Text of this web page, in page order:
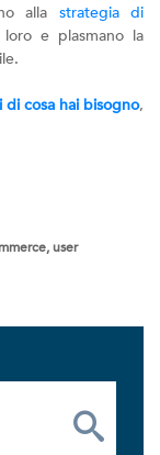
alla strategia di
e plasmano la
di cosa hai bisogno,
user